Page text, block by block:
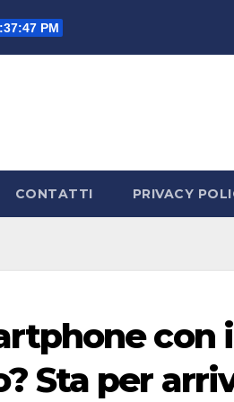
PM
CONTATTI PRIVACY
con
Sta per